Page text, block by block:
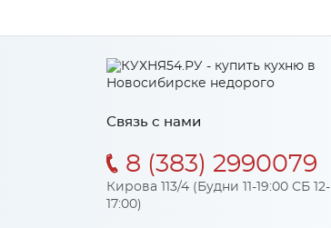
Связь с нами
8 (383) 2990079
Кирова 113/4 (Будни 11-19:00 СБ 12-
17:00)